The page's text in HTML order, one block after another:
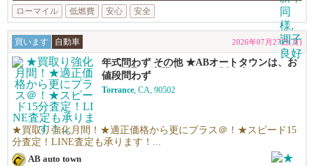
ローマイル
低燃費 安心 安全
買います 自動車 2026年07月27日(月)
年式問わず その他 ★ABオートタウンは、お
車の買取り専門店です！★販売力があるから
高く買える！シンプルで高い！独自の相場で
高価買い取りします！★優しい査定で’納得の
欧州車なんでも買います！
値段問わず
Torrance, CA, 90502
★買取り強化月間！★適正価格から更にプラス＠！★スピード15
分査定！LINE査定も承ります！...
AB auto town